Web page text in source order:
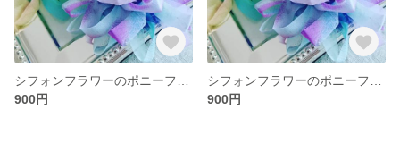
900円
900円